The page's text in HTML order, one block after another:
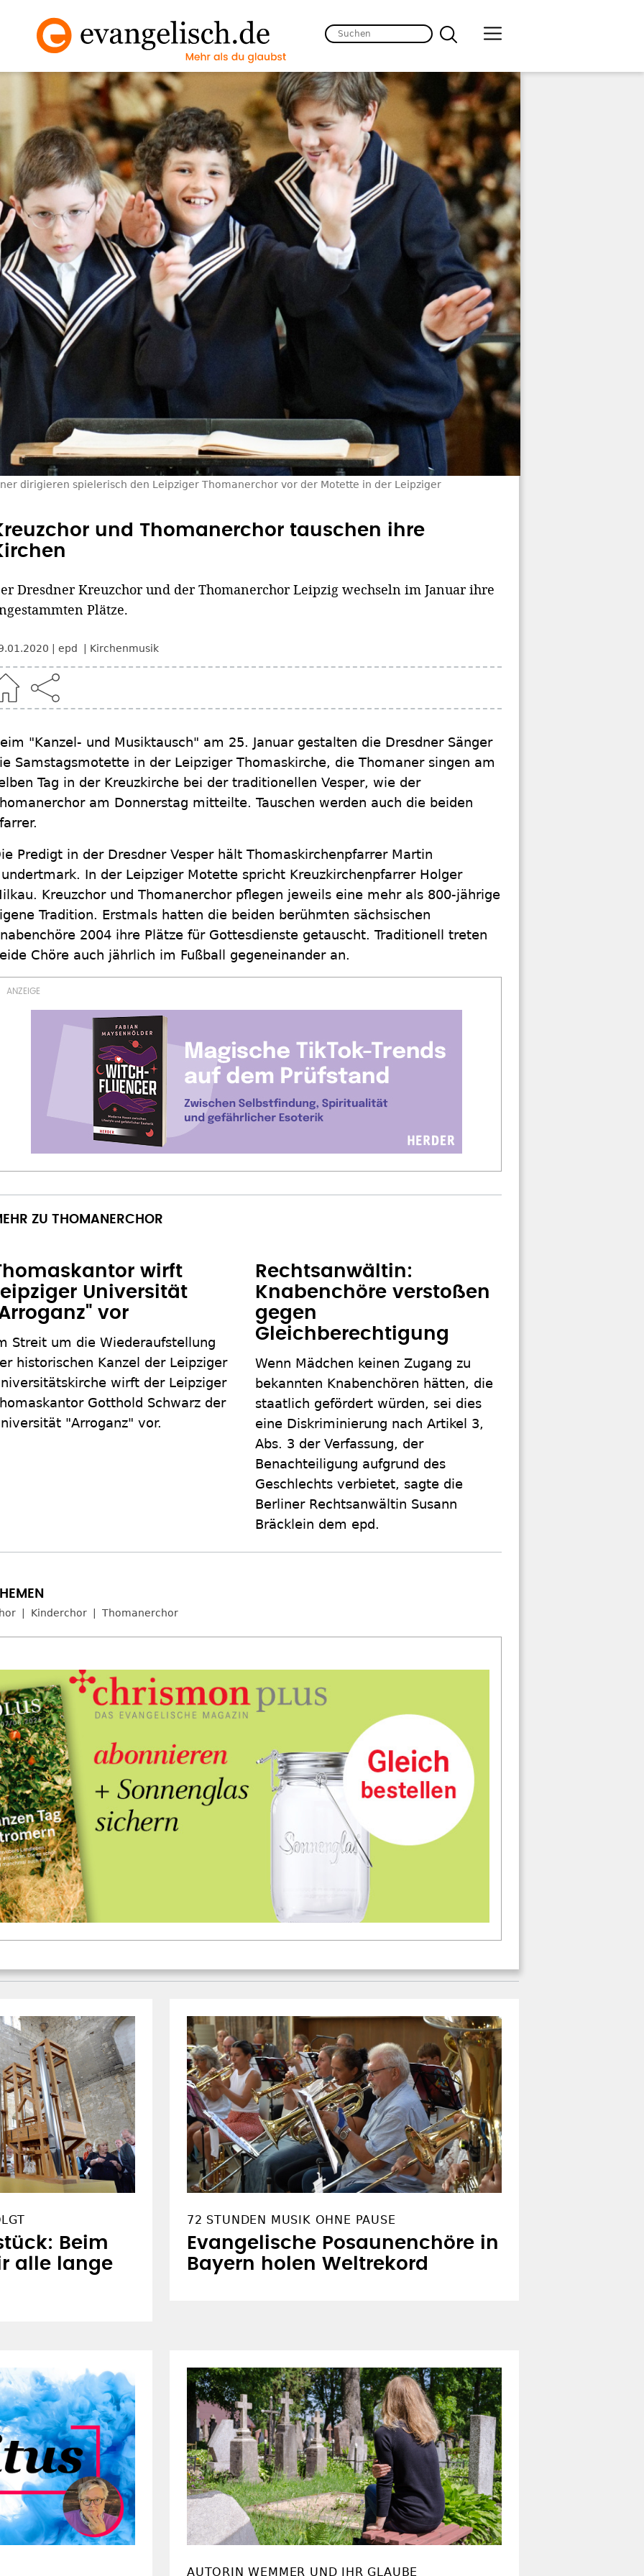
dirigieren spielerisch den Leipziger Thomanerchor vor der Motette in der Leipziger
und Thomanerchor tauschen ihre
Dresdner Kreuzchor und der Thomanerchor Leipzig wechseln im Januar ihre
Plätze.
epd Kirchenmusik
"Kanzel- und Musiktausch" am 25. Januar gestalten die Dresdner Sänger
Samstagsmotette in der Leipziger Thomaskirche, die Thomaner singen am
Tag in der Kreuzkirche bei der traditionellen Vesper, wie der
am Donnerstag mitteilte. Tauschen werden auch die beiden
Predigt in der Dresdner Vesper hält Thomaskirchenpfarrer Martin
In der Leipziger Motette spricht Kreuzkirchenpfarrer Holger
Kreuzchor und Thomanerchor pflegen jeweils eine mehr als 800-jährige
Tradition. Erstmals hatten die beiden berühmten sächsischen
2004 ihre Plätze für Gottesdienste getauscht. Traditionell treten
Chöre auch jährlich im Fußball gegeneinander an.
ZU THOMANERCHOR
wirft
Universität
vor
Streit um die Wiederaufstellung
historischen Kanzel der Leipziger
wirft der Leipziger
Gotthold Schwarz der
"Arroganz" vor.
Rechtsanwältin:
Knabenchöre verstoßen
gegen
Gleichberechtigung
Wenn Mädchen keinen Zugang zu
bekannten Knabenchören hätten, die
staatlich gefördert würden, sei dies
eine Diskriminierung nach Artikel 3,
Abs. 3 der Verfassung, der
Benachteiligung aufgrund des
Geschlechts verbietet, sagte die
Berliner Rechtsanwältin Susann
Bräcklein dem epd.
Kinderchor Thomanerchor
Beim
alle lange
72 STUNDEN MUSIK OHNE PAUSE
Evangelische Posaunenchöre in
Bayern holen Weltrekord
AUTORIN WEMMER UND IHR GLAUBE